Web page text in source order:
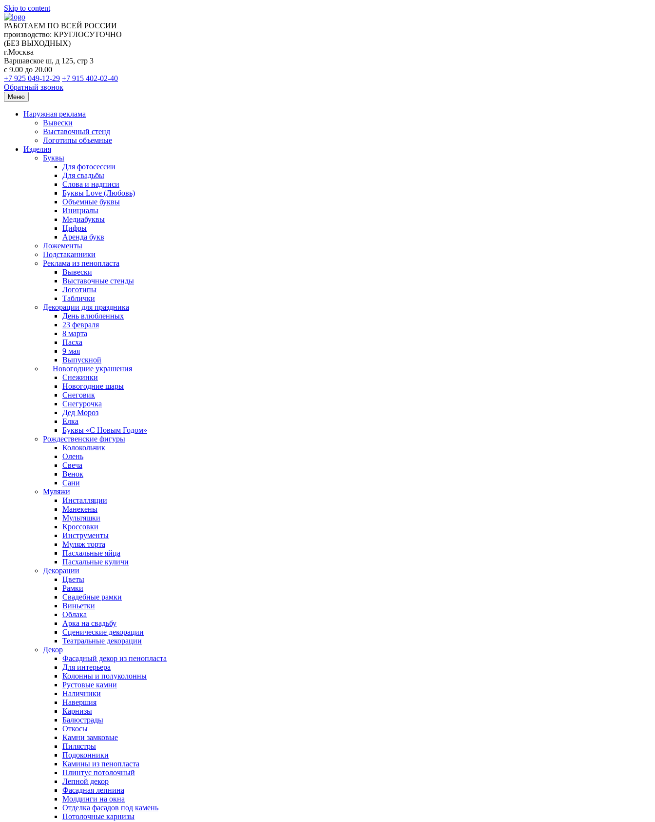
Skip to content
РАБОТАЕМ ПО ВСЕЙ РОССИИ
производство: КРУГЛОСУТОЧНО
(БЕЗ ВЫХОДНЫХ)
г.Москва
Варшавское ш, д 125, стр 3
с 9.00 до 20.00
+7 925 049-12-29 +7 915 402-02-40
Обратный звонок
Меню
Наружная реклама
Вывески
Выставочный стенд
Логотипы объемные
Изделия
Буквы
Для фотосессии
Для свадьбы
Слова и надписи
Буквы Love (Любовь)
Объемные буквы
Инициалы
Медиабуквы
Цифры
Аренда букв
Ложементы
Подстаканники
Реклама из пенопласта
Вывески
Выставочные стенды
Логотипы
Таблички
Декорации для праздника
День влюбленных
23 февраля
8 марта
Пасха
9 мая
Выпускной
Новогодние украшения
Снежинки
Новогодние шары
Снеговик
Снегурочка
Дед Мороз
Елка
Буквы «С Новым Годом»
Рождественские фигуры
Колокольчик
Олень
Свеча
Венок
Сани
Муляжи
Инсталляции
Манекены
Мультяшки
Кроссовки
Инструменты
Муляж торта
Пасхальные яйца
Пасхальные куличи
Декорации
Цветы
Рамки
Свадебные рамки
Виньетки
Облака
Арка на свадьбу
Сценические декорации
Театральные декорации
Декор
Фасадный декор из пенопласта
Для интерьера
Колонны и полуколонны
Рустовые камни
Наличники
Навершия
Карнизы
Балюстрады
Откосы
Камни замковые
Пилястры
Подоконники
Камины из пенопласта
Плинтус потолочный
Лепной декор
Фасадная лепнина
Молдинги на окна
Отделка фасадов под камень
Потолочные карнизы